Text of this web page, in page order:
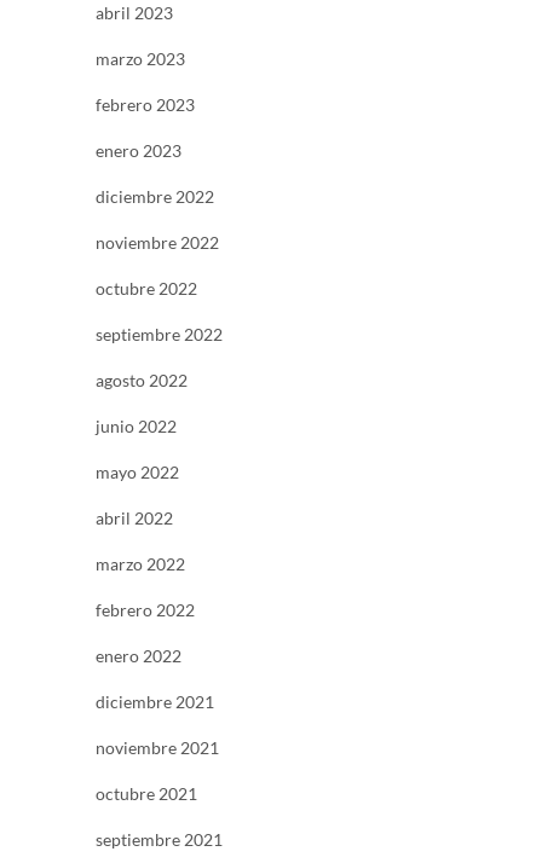
abril 2023
marzo 2023
febrero 2023
enero 2023
diciembre 2022
noviembre 2022
octubre 2022
septiembre 2022
agosto 2022
junio 2022
mayo 2022
abril 2022
marzo 2022
febrero 2022
enero 2022
diciembre 2021
noviembre 2021
octubre 2021
septiembre 2021